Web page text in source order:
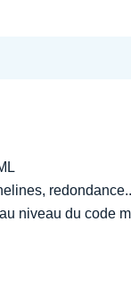
niveau du code